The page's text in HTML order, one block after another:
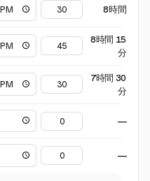
8時間
8時間 15
分
7時間 30
分
—
—